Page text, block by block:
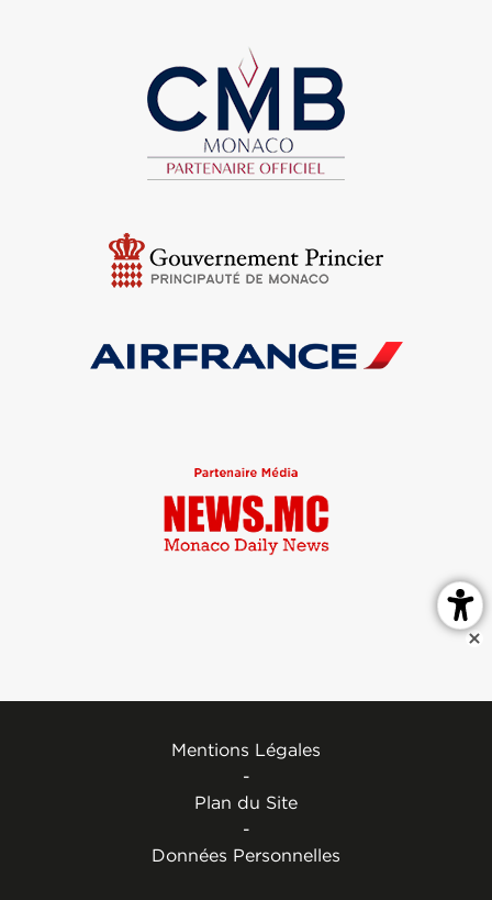
Mentions Légales
-
Plan du Site
-
Données Personnelles